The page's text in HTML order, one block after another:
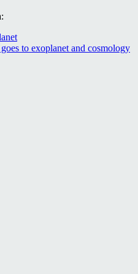
to exoplanet and cosmology